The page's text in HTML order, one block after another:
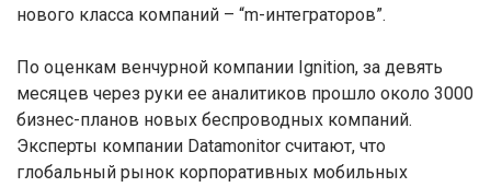
нового класса компаний – “m-интеграторов”.
По оценкам венчурной компании Ignition, за девять
месяцев через руки ее аналитиков прошло около 3000
бизнес-планов новых беспроводных компаний.
Эксперты компании Datamonitor считают, что
глобальный рынок корпоративных мобильных